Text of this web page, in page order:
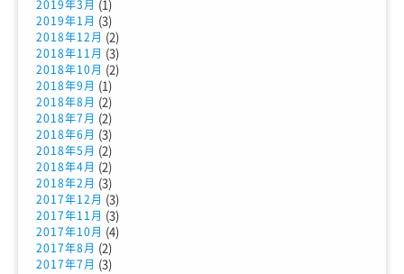
2019年3月 (1)
2019年1月 (3)
2018年12月 (2)
2018年11月 (3)
2018年10月 (2)
2018年9月 (1)
2018年8月 (2)
2018年7月 (2)
2018年6月 (3)
2018年5月 (2)
2018年4月 (2)
2018年2月 (3)
2017年12月 (3)
2017年11月 (3)
2017年10月 (4)
2017年8月 (2)
2017年7月 (3)